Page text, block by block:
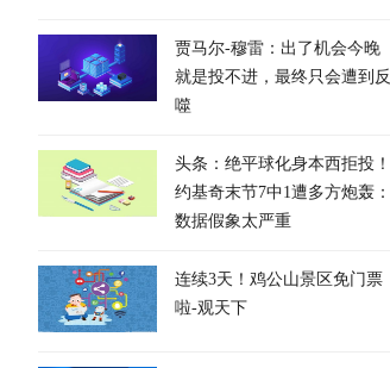
贾马尔-穆雷：出了机会今晚
就是投不进，最终只会遭到反
噬
头条：绝平球化身本西拒投！
约基奇末节7中1遭多方炮轰：
数据假象太严重
连续3天！鸡公山景区免门票
啦-观天下